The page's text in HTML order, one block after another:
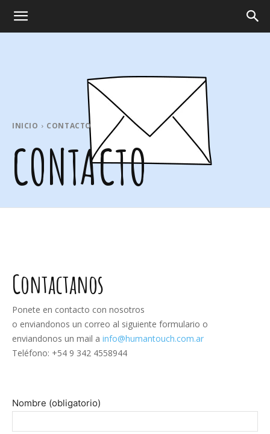
INICIO CONTACTO
CONTACTO
Contactanos
Ponete en contacto con nosotros
o enviandonos un correo al siguiente formulario o
enviandonos un mail a info@humantouch.com.ar
Teléfono: +54 9 342 4558944
Nombre (obligatorio)